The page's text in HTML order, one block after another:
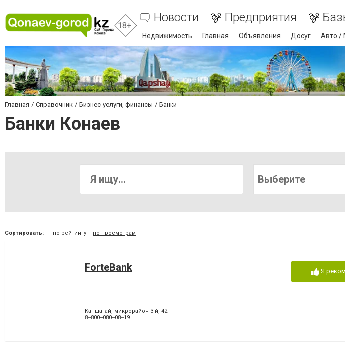
18+
Новости Предприятия
Недвижимость Главная Объявления Досуг Авто /
Главная Справочник Бизнес-услуги, финансы Банки
Банки Конаев
Выберите
Сортировать: по рейтингу по просмотрам
ForteBank
Капшагай, микрорайон 3-й, 42
8‒800‒080‒08‒19
Я